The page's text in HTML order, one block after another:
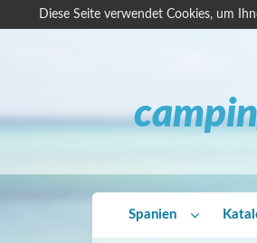
Diese Seite verwendet Cookies, um
Spanien